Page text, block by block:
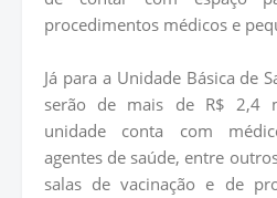
procedimentos médicos e
Já para a Unidade Básica de
serão de mais de R$ 2,4
unidade conta com
agentes de saúde, entre
salas de vacinação e de